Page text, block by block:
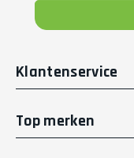
Klantenservice
Top merken